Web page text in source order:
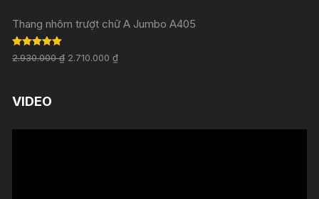
Thang nhôm trượt chữ A Jumbo A405
Rated 5.00
out of 5
2.930.000₫ 2.710.000₫
VIDEO